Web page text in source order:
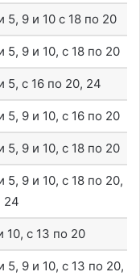
5, 9 и 10 с 18 по 20
5, 9 и 10, с 18 по 20
5, с 16 по 20, 24
5, 9 и 10, с 16 по 20
5, 9 и 10, с 18 по 20
5, 9 и 10, с 18 по 20,
24
10, с 13 по 20
5, 9 и 10, с 13 по 20,